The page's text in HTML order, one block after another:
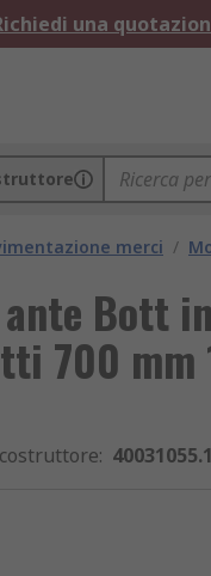
una
merci /
Bott
700 mm
: